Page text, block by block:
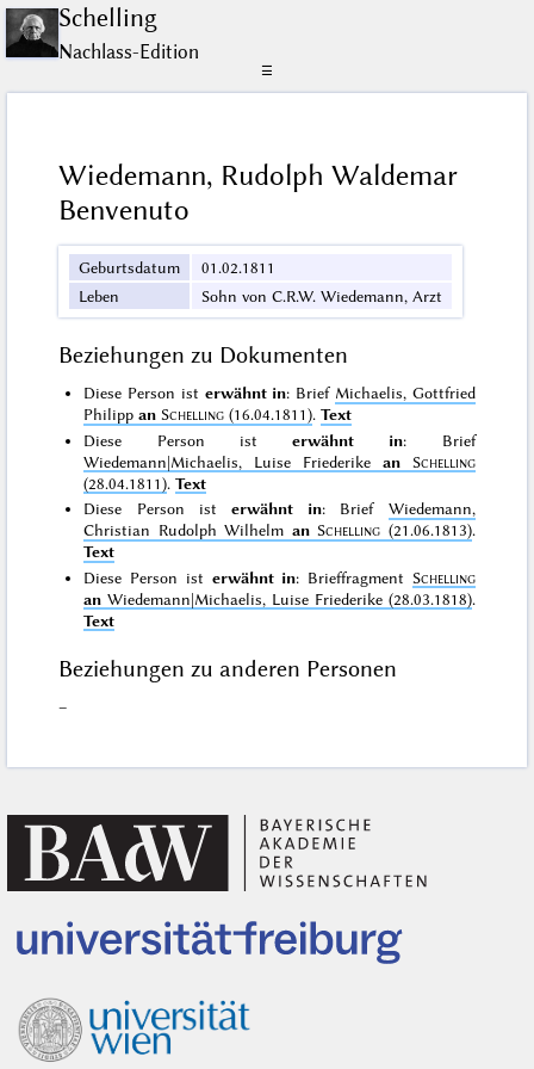
Schelling
Nachlass-Edition
☰
Wiedemann, Rudolph Waldemar
Benvenuto
Geburtsdatum
01.02.1811
Leben
Sohn von C.R.W. Wiedemann, Arzt
Beziehungen zu Dokumenten
Diese Person ist erwähnt in: Brief Michaelis, Gottfried
Philippan Schelling (16.04.1811).Text
Diese Person isterwähnt in: Brief
Wiedemann|Michaelis, Luise Friederike an
Schelling
(28.04.1811).Text
Diese Person ist erwähnt in: Brief Wiedemann,
Christian Rudolph Wilhelm an Schelling (21.06.1813).
Text
Diese Person ist erwähnt in: Brieffragment Schelling
an Wiedemann|Michaelis, Luise Friederike (28.03.1818).
Text
Beziehungen zu anderen Personen
–